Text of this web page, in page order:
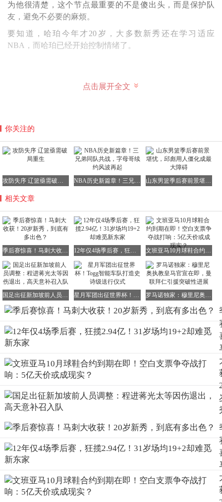
为他很清楚，这个节点最重要的不是傻出头，而是保护队
友，避免不必要的麻烦。
要知道，哈珀今年才20岁，大多数新秀还在学习适应
NBA，而哈珀已经开始控制情绪了。
事实上，抢七战也不是哈珀第一次拯救球队了；西决第六
再往前到西决系列赛第一场，这场双加时大战更是堪称哈珀
职业生涯代表作，全场轰下24分11篮板6助攻7抢断；特别是
单场7次抢断，对于新秀而言，这样的防守数据绝对堪称亮
整个西决系列赛，哈珀场均贡献12分5.7篮板3.3助攻，投篮
命中率高达46%；相比于得分进攻，最让人惊喜的还是他的
防守。
大多数高顺位新秀进入联盟后都需要几年适应防守强度，但
哈珀似乎天生适合防守。
参考对阵雷霆系列赛，哈珀主防雷霆主力后场的数据：
对位麦凯恩61个回合，麦凯恩6中2得到4分；对位华莱士55
个回合，华莱士3中1得到3分；对位亚历山大53个回合，亚
得到1分。
这样的防守效果，以新秀标准而言绝对是惊喜；更值得关注
的是，哈珀似乎就是为季后赛而生的球员。
57.4%，这就已经足够出色了；到了季后赛，场均得分直接
提升到13.1分，真实命中率更是上涨到62.7%。
这种特质，很多明星球员都未必具备，天赋出众的新秀每年
都有，但拥有大心脏的新秀，几年都未必能遇见一个。
点击展开全文
你关注的
攻防失序 辽篮亟需破局重生 NBA历史新篇章！三兄弟同队共战，字母哥续约风波再起 山东男篮季后赛前景堪忧，邱彪用人僵化成最大障碍
相关文章
季后赛惊喜！马刺大收获！20岁新秀，到底有多出色？ 12年仅4场季后赛，狂揽2.94亿！31岁场均19+2却难觅新东家 文班亚马10月球鞋合约到期在即！空白支票争夺战打响：5亿天价或成现实？
国足出征新加坡前人员调整：程进蒋光太等因伤退出，高天意补召入队 星月军团出征世界杯！Togg智能车队打造史诗级送行仪式 罗马诺独家：穆里尼奥执教皇马官宣在即，曼联拜仁引援突破性进展